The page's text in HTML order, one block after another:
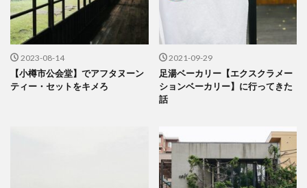
2023-08-14
【小樽市公会堂】でアフタヌーン
ティー・セットをキメろ
2021-09-29
足湯ベーカリー【エクスクラメー
ションベーカリー】に行ってきた
話